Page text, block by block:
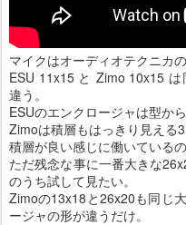
マイクはオーディオテクニカ
ESU 11x15 と Zimo 10x15
違う。
ESUのエンクロージャは型か
Zimoは積層もはっきり見える
積層が良い感じに働いている
ただ残念な事に一番大きな
のうち試して見たい。
Zimoの13x18と26x20も同じ
ージャの形が違うだけ。